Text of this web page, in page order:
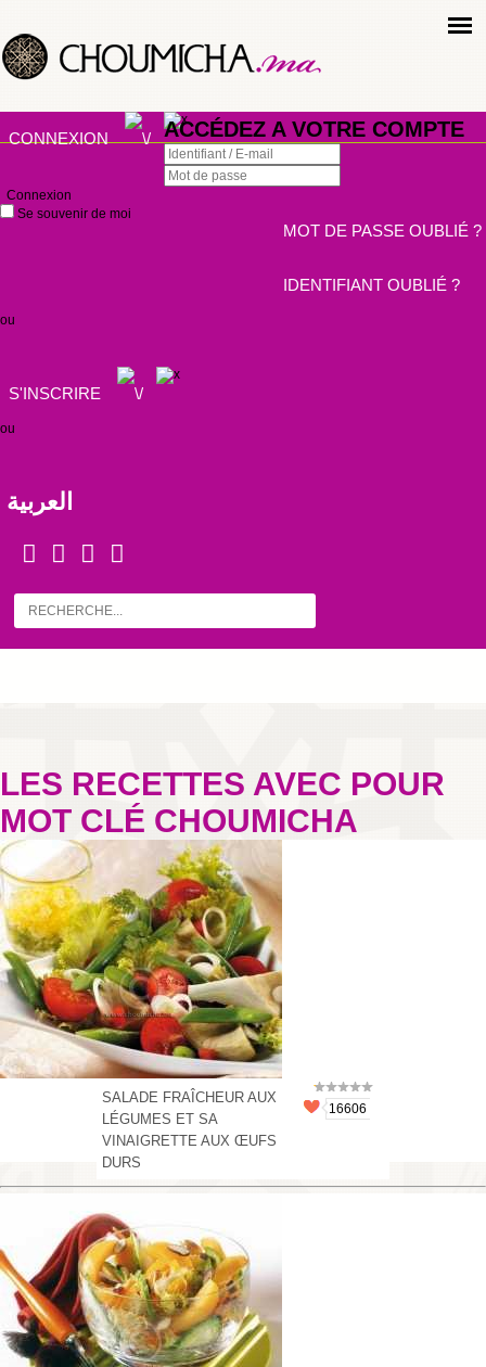
CONNEXION ACCÉDEZ A VOTRE COMPTE
Connexion
Se souvenir de moi
MOT DE PASSE OUBLIÉ ?
IDENTIFIANT OUBLIÉ ?
ou
S'INSCRIRE
ou
العربية
LES RECETTES AVEC POUR
MOT CLÉ CHOUMICHA
SALADE FRAÎCHEUR AUX
LÉGUMES ET SA
VINAIGRETTE AUX ŒUFS
DURS
16606